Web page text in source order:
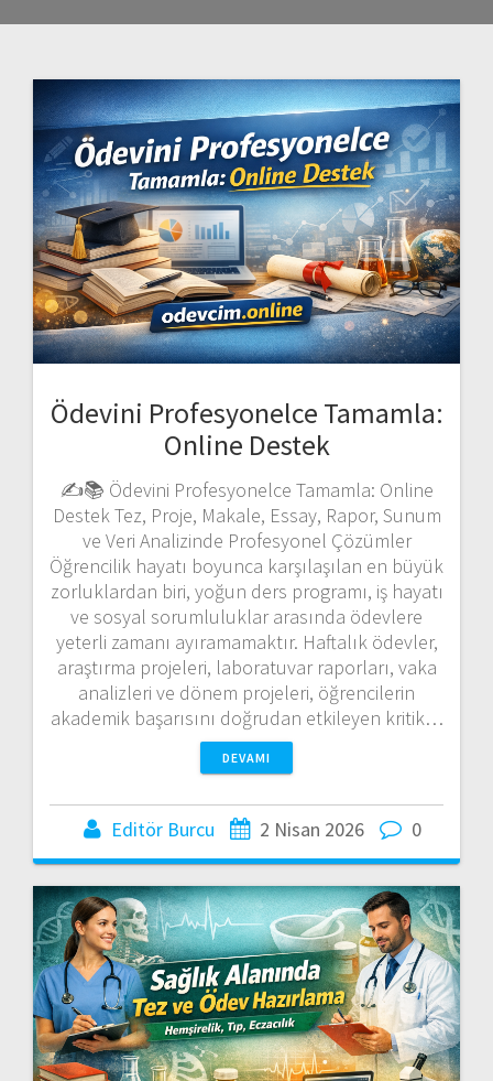
Ödevini Profesyonelce Tamamla:
Online Destek
✍️📚 Ödevini Profesyonelce Tamamla: Online
Destek Tez, Proje, Makale, Essay, Rapor, Sunum
ve Veri Analizinde Profesyonel Çözümler
Öğrencilik hayatı boyunca karşılaşılan en büyük
zorluklardan biri, yoğun ders programı, iş hayatı
ve sosyal sorumluluklar arasında ödevlere
yeterli zamanı ayıramamaktır. Haftalık ödevler,
araştırma projeleri, laboratuvar raporları, vaka
analizleri ve dönem projeleri, öğrencilerin
akademik başarısını doğrudan etkileyen kritik…
DEVAMI
Editör Burcu 2 Nisan 2026 0